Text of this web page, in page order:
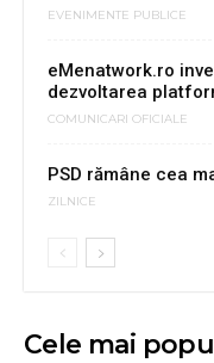
EVENIMENTE PUBLICE
eMenatwork.ro
dezvoltarea
COMUNICARI OFICIALE
PSD rămâne cea
ZILNICE
Cele mai